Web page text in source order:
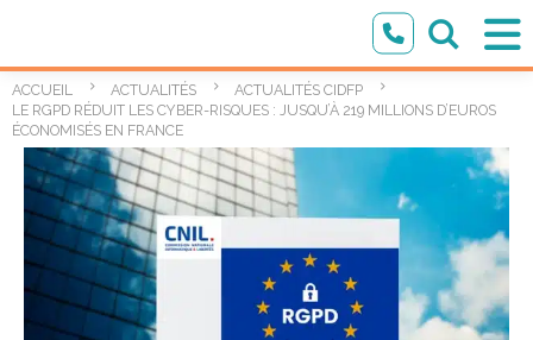
ACCUEIL ACTUALITÉS
ACTUALITÉS CIDFP
LE RGPD RÉDUIT LES CYBER-RISQUES : JUSQU’À 219 MILLIONS D’EUROS
ÉCONOMISÉS EN FRANCE